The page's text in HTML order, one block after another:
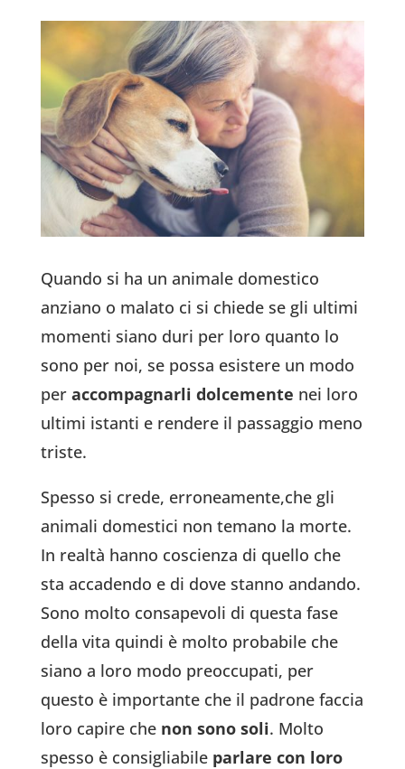
Quando si ha un animale domestico
anziano o malato ci si chiede se gli ultimi
momenti siano duri per loro quanto lo
sono per noi, se possa esistere un modo
per accompagnarli dolcemente nei loro
ultimi istanti e rendere il passaggio meno
triste.
Spesso si crede, erroneamente,che gli
animali domestici non temano la morte.
In realtà hanno coscienza di quello che
sta accadendo e di dove stanno andando.
Sono molto consapevoli di questa fase
della vita quindi è molto probabile che
siano a loro modo preoccupati, per
questo è importante che il padrone faccia
loro capire che non sono soli. Molto
spesso è consigliabile parlare con loro